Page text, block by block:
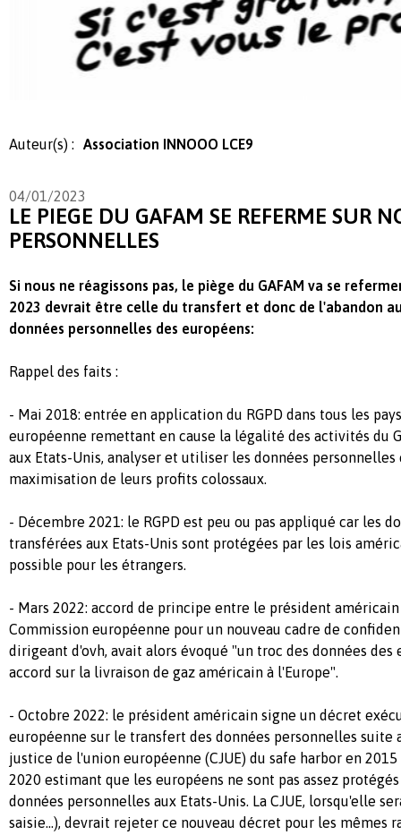
Auteur(s) : Association INNOOO LCE9
04/01/2023
LE PIEGE DU GAFAM SE REFERME SUR
PERSONNELLES
Si nous ne réagissons pas, le piège du GAFAM va se
2023 devrait être celle du transfert et donc de l'abandon
données personnelles des européens:
Rappel des faits :
- Mai 2018: entrée en application du RGPD dans tous les
européenne remettant en cause la légalité des activités du
aux Etats-Unis, analyser et utiliser les données personnelles
maximisation de leurs profits colossaux.
- Décembre 2021: le RGPD est peu ou pas appliqué car les
transférées aux Etats-Unis sont protégées par les lois
possible pour les étrangers.
- Mars 2022: accord de principe entre le président
Commission européenne pour un nouveau cadre de
dirigeant d'ovh, avait alors évoqué "un troc des données des
accord sur la livraison de gaz américain à l'Europe".
- Octobre 2022: le président américain signe un décret
européenne sur le transfert des données personnelles suite
justice de l'union européenne (CJUE) du safe harbor en
2020 estimant que les européens ne sont pas assez
données personnelles aux Etats-Unis. La CJUE, lorsqu'elle
saisie...), devrait rejeter ce nouveau décret pour les mêmes